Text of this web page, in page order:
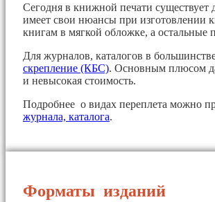
Сегодня в книжной печати существует
имеет свои нюансы при изготовлении
книгам в мягкой обложке, а остальные
Для журналов, каталогов в
скрепление (КБС). Основным плюсом
и невысокая стоимость.
Подробнее о видах переплета можно
журнала, каталога.
Форматы изданий